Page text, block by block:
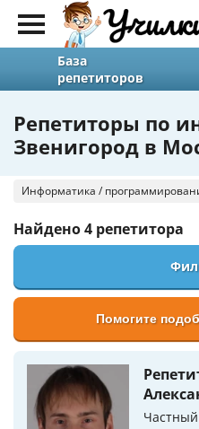
База
репетиторов
Репетиторы по
Звенигород в
Информатика /
Найдено4 репетитора
Помогите